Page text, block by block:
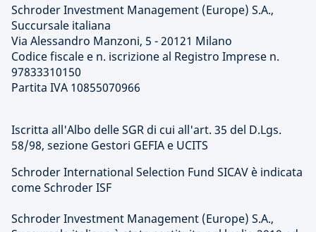
Schroder Investment Management (Europe) S.A.,
Succursale italiana
Via Alessandro Manzoni, 5 - 20121 Milano
Codice fiscale e n. iscrizione al Registro Imprese n.
97833310150
Partita IVA 10855070966
Iscritta all'Albo delle SGR di cui all'art. 35 del D.Lgs.
58/98, sezione Gestori GEFIA e UCITS
Schroder International Selection Fund SICAV è indicata
come Schroder ISF
Schroder Investment Management (Europe) S.A.,